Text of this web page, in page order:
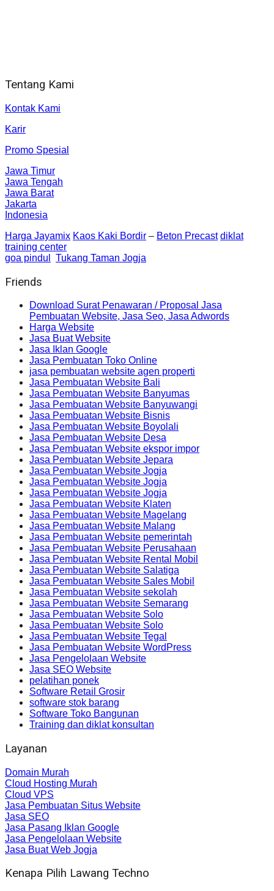
Tentang Kami
Kontak Kami
Karir
Promo Spesial
Jawa Timur
Jawa Tengah
Jawa Barat
Jakarta
Indonesia
Harga Jayamix Kaos Kaki Bordir – Beton Precast diklat
training center
goa pindul
Tukang Taman Jogja
Friends
Download Surat Penawaran / Proposal Jasa
Pembuatan Website, Jasa Seo, Jasa Adwords
Harga Website
Jasa Buat Website
Jasa Iklan Google
Jasa Pembuatan Toko Online
jasa pembuatan website agen properti
Jasa Pembuatan Website Bali
Jasa Pembuatan Website Banyumas
Jasa Pembuatan Website Banyuwangi
Jasa Pembuatan Website Bisnis
Jasa Pembuatan Website Boyolali
Jasa Pembuatan Website Desa
Jasa Pembuatan Website ekspor impor
Jasa Pembuatan Website Jepara
Jasa Pembuatan Website Jogja
Jasa Pembuatan Website Jogja
Jasa Pembuatan Website Jogja
Jasa Pembuatan Website Klaten
Jasa Pembuatan Website Magelang
Jasa Pembuatan Website Malang
Jasa Pembuatan Website pemerintah
Jasa Pembuatan Website Perusahaan
Jasa Pembuatan Website Rental Mobil
Jasa Pembuatan Website Salatiga
Jasa Pembuatan Website Sales Mobil
Jasa Pembuatan Website sekolah
Jasa Pembuatan Website Semarang
Jasa Pembuatan Website Solo
Jasa Pembuatan Website Solo
Jasa Pembuatan Website Tegal
Jasa Pembuatan Website WordPress
Jasa Pengelolaan Website
Jasa SEO Website
pelatihan ponek
Software Retail Grosir
software stok barang
Software Toko Bangunan
Training dan diklat konsultan
Layanan
Domain Murah
Cloud Hosting Murah
Cloud VPS
Jasa Pembuatan Situs Website
Jasa SEO
Jasa Pasang Iklan Google
Jasa Pengelolaan Website
Jasa Buat Web Jogja
Kenapa Pilih Lawang Techno